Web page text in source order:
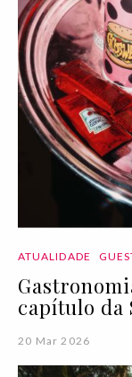
ATUALIDADE
capítulo da
20 Mar 2026